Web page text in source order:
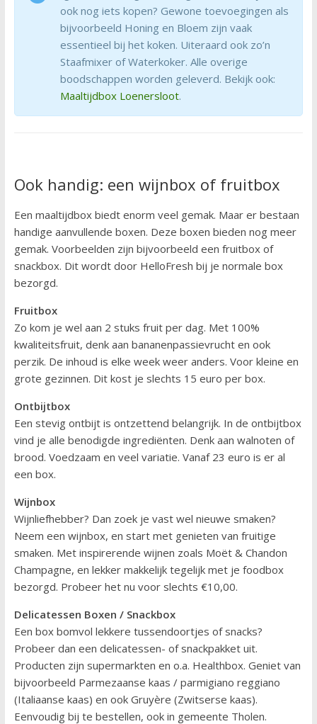
ook nog iets kopen? Gewone toevoegingen als
bijvoorbeeld Honing en Bloem zijn vaak
essentieel bij het koken. Uiteraard ook zo’n
Staafmixer of Waterkoker. Alle overige
boodschappen worden geleverd. Bekijk ook:
Maaltijdbox Loenersloot.
Ook handig: een wijnbox of fruitbox
Een maaltijdbox biedt enorm veel gemak. Maar er bestaan
handige aanvullende boxen. Deze boxen bieden nog meer
gemak. Voorbeelden zijn bijvoorbeeld een fruitbox of
snackbox. Dit wordt door HelloFresh bij je normale box
bezorgd.
Fruitbox
Zo kom je wel aan 2 stuks fruit per dag. Met 100%
kwaliteitsfruit, denk aan bananenpassievrucht en ook
perzik. De inhoud is elke week weer anders. Voor kleine en
grote gezinnen. Dit kost je slechts 15 euro per box.
Ontbijtbox
Een stevig ontbijt is ontzettend belangrijk. In de ontbijtbox
vind je alle benodigde ingrediënten. Denk aan walnoten of
brood. Voedzaam en veel variatie. Vanaf 23 euro is er al
een box.
Wijnbox
Wijnliefhebber? Dan zoek je vast wel nieuwe smaken?
Neem een wijnbox, en start met genieten van fruitige
smaken. Met inspirerende wijnen zoals Moët & Chandon
Champagne, en lekker makkelijk tegelijk met je foodbox
bezorgd. Probeer het nu voor slechts €10,00.
Delicatessen Boxen / Snackbox
Een box bomvol lekkere tussendoortjes of snacks?
Probeer dan een delicatessen- of snackpakket uit.
Producten zijn supermarkten en o.a. Healthbox. Geniet van
bijvoorbeeld Parmezaanse kaas / parmigiano reggiano
(Italiaanse kaas) en ook Gruyère (Zwitserse kaas).
Eenvoudig bij te bestellen, ook in gemeente Tholen.